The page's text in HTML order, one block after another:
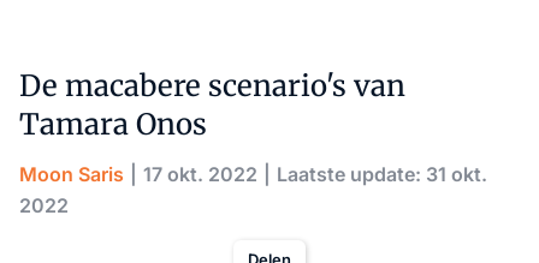
De macabere scenario's van
Tamara Onos
Moon Saris 17 okt. 2022
Laatste update: 31 okt.
2022
Delen